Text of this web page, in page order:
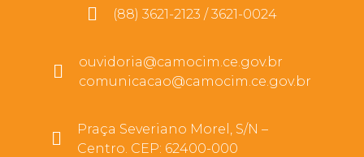
(88) 3621-2123 / 3621-0024
ouvidoria@camocim.ce.gov.br
comunicacao@camocim.ce.gov.br
Praça Severiano Morel, S/N –
Centro. CEP: 62400-000